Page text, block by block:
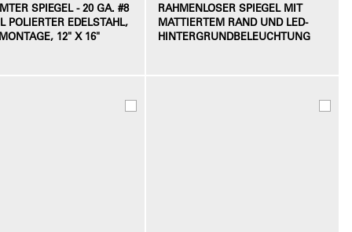
SPIEGEL - 20 GA. #8
POLIERTER EDELSTAHL,
12" X 16"
RAHMENLOSER SPIEGEL MIT
MATTIERTEM RAND UND LED-
HINTERGRUNDBELEUCHTUNG